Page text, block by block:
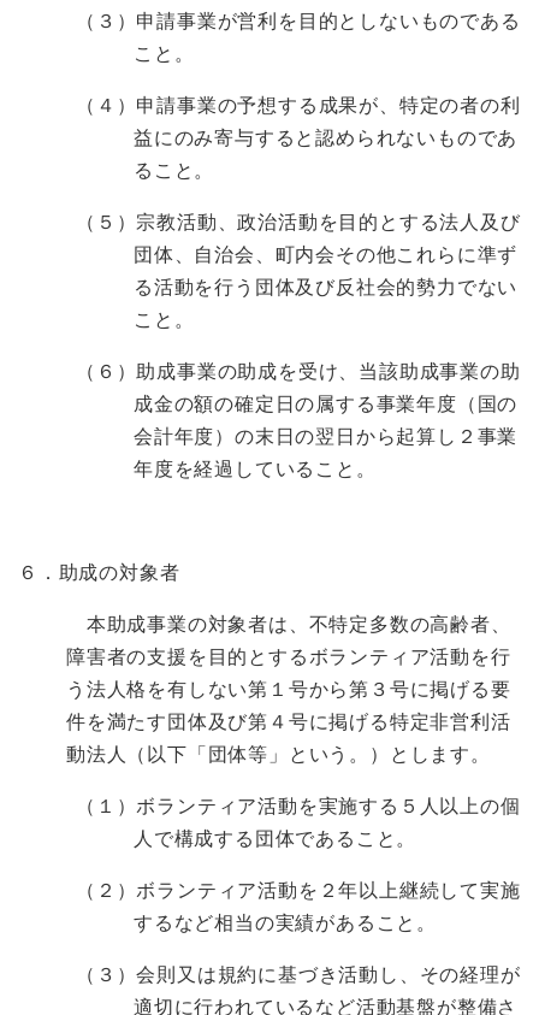
（３）申請事業が営利を目的としないものである
こと。
（４）申請事業の予想する成果が、特定の者の利
益にのみ寄与すると認められないものであ
ること。
（５）宗教活動、政治活動を目的とする法人及び
団体、自治会、町内会その他これらに準ず
る活動を行う団体及び反社会的勢力でない
こと。
（６）助成事業の助成を受け、当該助成事業の助
成金の額の確定日の属する事業年度（国の
会計年度）の末日の翌日から起算し２事業
年度を経過していること。
６．助成の対象者
本助成事業の対象者は、不特定多数の高齢者、
障害者の支援を目的とするボランティア活動を行
う法人格を有しない第１号から第３号に掲げる要
件を満たす団体及び第４号に掲げる特定非営利活
動法人（以下「団体等」という。）とします。
（１）ボランティア活動を実施する５人以上の個
人で構成する団体であること。
（２）ボランティア活動を２年以上継続して実施
するなど相当の実績があること。
（３）会則又は規約に基づき活動し、その経理が
適切に行われているなど活動基盤が整備さ